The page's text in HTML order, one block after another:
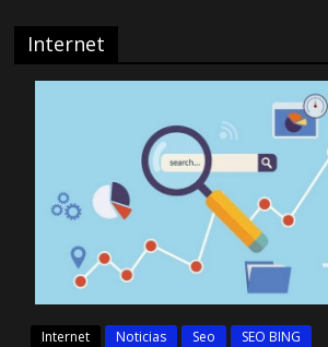
Internet
Internet Noticias Seo SEO BING